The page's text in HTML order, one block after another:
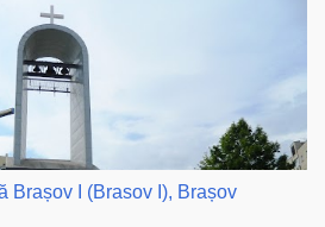
Brașov I (Brasov I), Brașov